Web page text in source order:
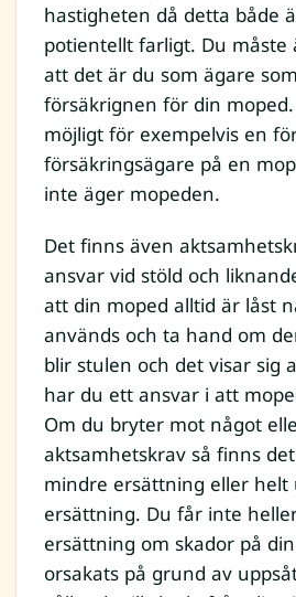
hastigheten då detta både
potientellt farligt. Du måste
att det är du som ägare
försäkrignen för din
möjligt för exempelvis en
försäkringsägare på en
inte äger mopeden.
Det finns även
ansvar vid stöld och
att din moped alltid är låst
används och ta hand om
blir stulen och det visar sig
har du ett ansvar i att
Om du bryter mot något
aktsamhetskrav så finns
mindre ersättning eller helt
ersättning. Du får inte
ersättning om skador på
orsakats på grund av